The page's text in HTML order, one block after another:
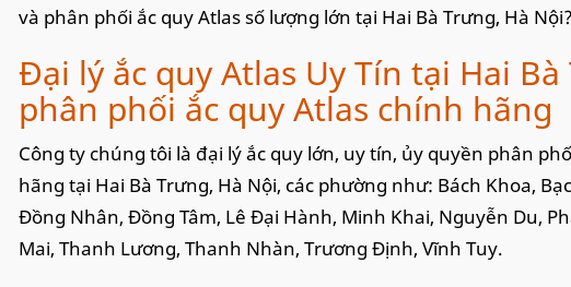
và phân phối ắc quy Atlas số lượng lớn tại Hai Bà Trưng, Hà Nội?
Đại lý ắc quy Atlas Uy Tín tại Hai
phân phối ắc quy Atlas chính hãng
Công ty chúng tôi là đại lý ắc quy lớn, uy tín, ủy quyền phân
hãng tại Hai Bà Trưng, Hà Nội, các phường như: Bách Khoa,
Đồng Nhân, Đồng Tâm, Lê Đại Hành, Minh Khai, Nguyễn Du,
Mai, Thanh Lương, Thanh Nhàn, Trương Định, Vĩnh Tuy.